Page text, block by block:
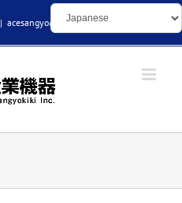
| acesangyo@kikaibuhin.com